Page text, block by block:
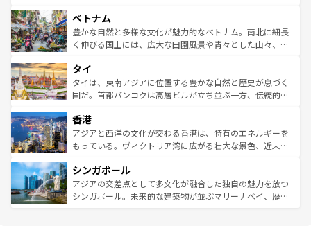
参照してほしい。
容にもいいと評判のスイーツなど、バラエティ豊かな料理
が味わえる。 なお、新着の台湾情報は コンテンツ一覧を参
照してほしい。
き、地方に足を延ばせば四季折々の自然美を楽しむことが
できる。そして、キムチや焼肉、絶品のストリートフード
まで、さまざまな韓国料理が待っている。夜には、韓国な
リティに包まれながら、韓国の多彩な魅力を心ゆくまで味
わってみてほしい。 なお、新着の韓国情報はコンテンツ一
覧を参照してほしい。
ベトナム
豊かな自然と多様な文化が魅力的なベトナム。南北に細長
く伸びる国土には、広大な田園風景や青々とした山々、世
急速な発展と共に伝統が息づく。ハノイの古い町並みやホ
ーチミン市のフランス統治時代の建物も、独特の雰囲気を
醸し出している。また、バラエティの豊かさとおいしさで
とつ。フォーやバインミー、ベトナムコーヒーなどは、ぜ
ひ現地で味わいたい。どの地域を訪れてもあたたかい人々
が旅行者を迎えてくれるので、きっと忘れられない旅にな
参照してほしい。
タイ
タイは、東南アジアに位置する豊かな自然と歴史が息づく
国だ。首都バンコクは高層ビルが立ち並ぶ一方、伝統的な
の活気が交差している。北部ではチェンマイなどの山岳地
帯で自然と触れ合い、南部ではプーケットやクラビの美し
いビーチでリゾート気分を楽しむことができる。タイ料理
激する。気候は一年中温暖で、どの季節にも異なる楽しみ
が待っている。親しみやすいタイの人々、仏教を中心とし
た文化、そして多様な観光資源が、訪れる旅人を魅了し続
香港
アジアと西洋の文化が交わる香港は、特有のエネルギーを
もっている。ヴィクトリア湾に広がる壮大な景色、近未来
み、どこを訪れても感動するはず。観光スポットが密集し
ており、効率よく見どころを回れるのも魅力。息をのむよ
うな絶景から文化的な体験まで、香港を存分に楽しみ尽く
シンガポール
アジアの交差点として多文化が融合した独自の魅力を放つ
シンガポール。未来的な建築物が並ぶマリーナベイ、歴史